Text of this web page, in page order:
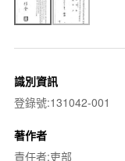
識別資訊
登錄號:131042-001
著作者
責任者:吏部